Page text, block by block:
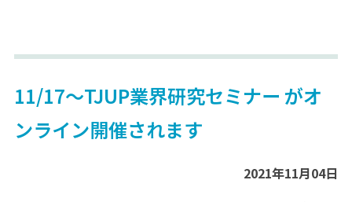
11/17～TJUP業界研究セミナー がオ
ンライン開催されます
2021年11月04日